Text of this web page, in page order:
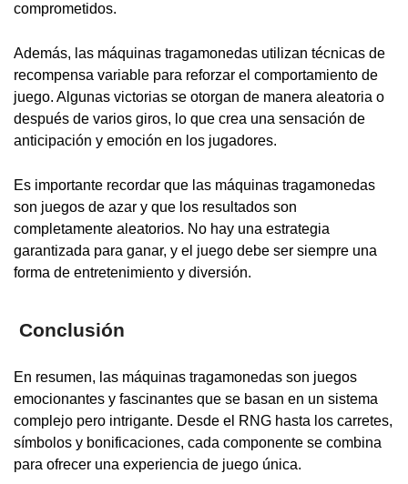
comprometidos.
Además, las máquinas tragamonedas utilizan técnicas de
recompensa variable para reforzar el comportamiento de
juego. Algunas victorias se otorgan de manera aleatoria o
después de varios giros, lo que crea una sensación de
anticipación y emoción en los jugadores.
Es importante recordar que las máquinas tragamonedas
son juegos de azar y que los resultados son
completamente aleatorios. No hay una estrategia
garantizada para ganar, y el juego debe ser siempre una
forma de entretenimiento y diversión.
Conclusión
En resumen, las máquinas tragamonedas son juegos
emocionantes y fascinantes que se basan en un sistema
complejo pero intrigante. Desde el RNG hasta los carretes,
símbolos y bonificaciones, cada componente se combina
para ofrecer una experiencia de juego única.